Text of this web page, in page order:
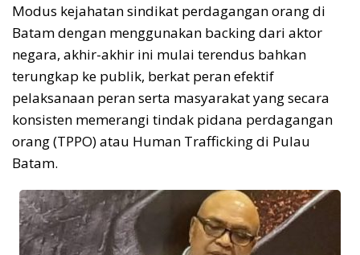
Modus kejahatan sindikat perdagangan orang di
Batam dengan menggunakan backing dari aktor
negara, akhir-akhir ini mulai terendus bahkan
terungkap ke publik, berkat peran efektif
pelaksanaan peran serta masyarakat yang secara
konsisten memerangi tindak pidana perdagangan
orang (TPPO) atau Human Trafficking di Pulau
Batam.